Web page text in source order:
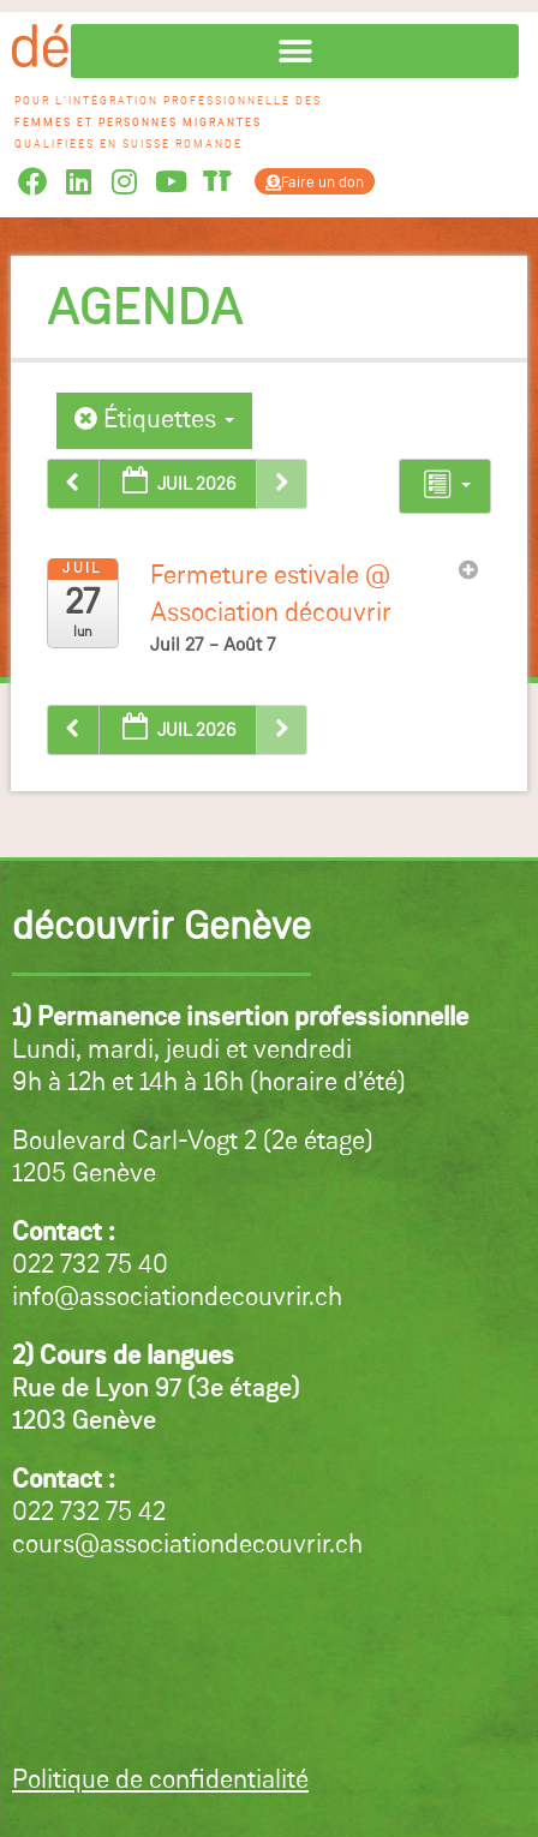
POUR L'INTÉGRATION PROFESSIONNELLE DES
FEMMES ET PERSONNES MIGRANTES
QUALIFIÉES EN SUISSE ROMANDE
Faire un don
AGENDA
Étiquettes
JUIL 2026
JUIL
27
lun
Fermeture estivale @
Association découvrir
Juil 27 – Août 7
JUIL 2026
découvrir Genève
1) Permanence insertion professionnelle
Lundi, mardi, jeudi et vendredi
9h à 12h et 14h à 16h (horaire d’été)
Boulevard Carl-Vogt 2 (2e étage)
1205 Genève
Contact :
022 732 75 40
info@associationdecouvrir.ch
2) Cours de langues
Rue de Lyon 97 (3e étage)
1203 Genève
Contact :
022 732 75 42
cours@associationdecouvrir.ch
Politique de confidentialité